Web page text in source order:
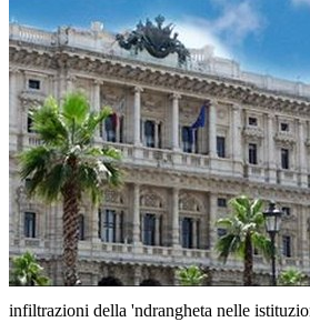
infiltrazioni della 'ndrangheta nelle